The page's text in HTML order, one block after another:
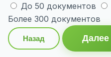
До 50 документов
Более 300 документов
Назад Далее